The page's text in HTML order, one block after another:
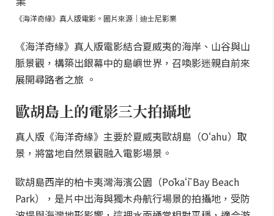
《海洋奇緣》真人版電影。圖片來源｜迪士尼影業
《海洋奇緣》真人版電影結合夏威夷的海岸、山谷與山
脈景觀，構築出銀幕中的島嶼世界，召喚影迷親自前來
展開尋路者之旅 。
歐胡島上的電影三大拍攝地
真人版《海洋奇緣》主要於夏威夷歐胡島（Oʻahu）取
景，將當地自然景觀融入電影場景。
歐胡島西岸的柏卡夷灣海濱公園（Pōkaʻī Bay Beach
Park），是片中出海與獨木舟航行場景的拍攝地，受防